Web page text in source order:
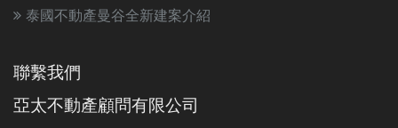
泰國不動產曼谷全新建案介紹
聯繫我們
亞太不動產顧問有限公司